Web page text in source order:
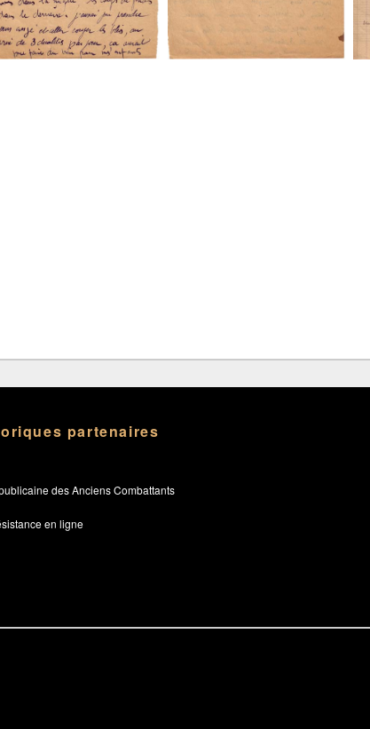
partenaires
des Anciens Combattants
en ligne